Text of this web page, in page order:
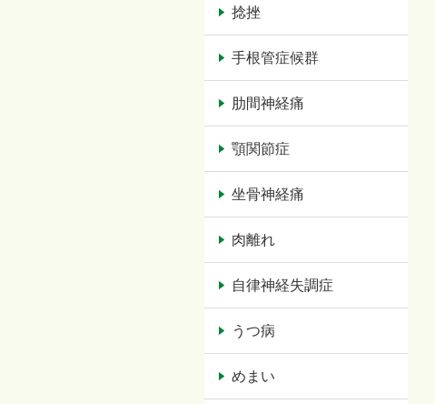
捻挫
手根管症候群
肋間神経痛
顎関節症
坐骨神経痛
肉離れ
自律神経失調症
うつ病
めまい